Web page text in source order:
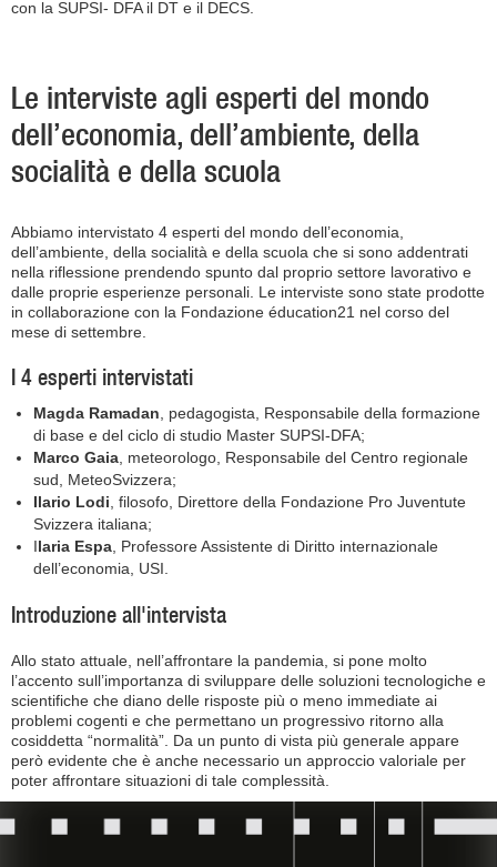
con la SUPSI- DFA il DT e il DECS.
Le interviste agli esperti del mondo
dell’economia, dell’ambiente, della
socialità e della scuola
Abbiamo intervistato 4 esperti del mondo dell’economia,
dell’ambiente, della socialità e della scuola che si sono addentrati
nella riflessione prendendo spunto dal proprio settore lavorativo e
dalle proprie esperienze personali. Le interviste sono state prodotte
in collaborazione con la Fondazione éducation21 nel corso del
mese di settembre.
I 4 esperti intervistati
Magda Ramadan , pedagogista, Responsabile della formazione
di base e del ciclo di studio Master SUPSI-DFA;
Marco Gaia , meteorologo, Responsabile del Centro regionale
sud, MeteoSvizzera;
Ilario Lodi , filosofo, Direttore della Fondazione Pro Juventute
Svizzera italiana;
Ilaria Espa , Professore Assistente di Diritto internazionale
dell’economia, USI.
Introduzione all'intervista
Allo stato attuale, nell’affrontare la pandemia, si pone molto
l’accento sull’importanza di sviluppare delle soluzioni tecnologiche e
scientifiche che diano delle risposte più o meno immediate ai
problemi cogenti e che permettano un progressivo ritorno alla
cosiddetta “normalità”. Da un punto di vista più generale appare
però evidente che è anche necessario un approccio valoriale per
poter affrontare situazioni di tale complessità.